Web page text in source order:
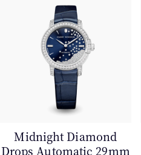
Midnight Diamond
Drops Automatic 29mm